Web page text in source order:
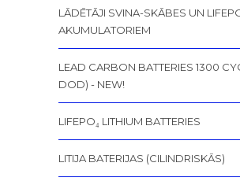
LĀDĒTĀJI SVINA-SKĀBES UN
AKUMULATORIEM
LEAD CARBON BATTERIES 1300
DOD) - NEW!
LIFEPO₄ LITHIUM BATTERIES
LITIJA BATERIJAS (CILINDRISKĀS)